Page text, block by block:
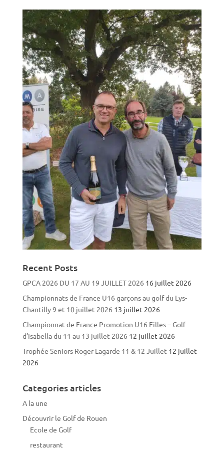
Recent Posts
GPCA 2026 DU 17 AU 19 JUILLET 2026 16 juillet 2026
Championnats de France U16 garçons au golf du Lys-
Chantilly 9 et 10 juillet 2026 13 juillet 2026
Championnat de France Promotion U16 Filles – Golf
d’Isabella du 11 au 13 juillet 2026 12 juillet 2026
Trophée Seniors Roger Lagarde 11 & 12 Juillet 12 juillet
2026
Categories articles
A la une
Découvrir le Golf de Rouen
Ecole de Golf
restaurant